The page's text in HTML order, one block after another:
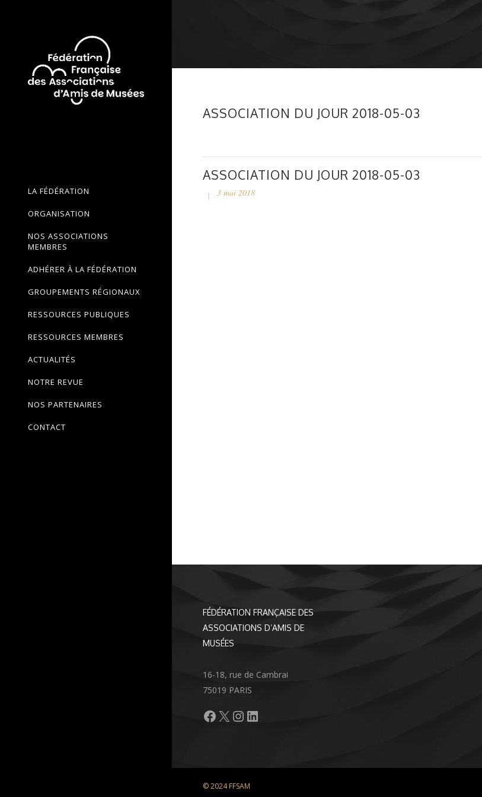
LA FÉDÉRATION
ORGANISATION
NOS ASSOCIATIONS
MEMBRES
ADHÉRER À LA FÉDÉRATION
GROUPEMENTS RÉGIONAUX
RESSOURCES PUBLIQUES
RESSOURCES MEMBRES
ACTUALITÉS
NOTRE REVUE
NOS PARTENAIRES
CONTACT
ASSOCIATION DU JOUR 2018-05-03
ASSOCIATION DU JOUR 2018-05-03
3 mai 2018
FÉDÉRATION FRANÇAISE DES
ASSOCIATIONS D’AMIS DE
MUSÉES
16-18, rue de Cambrai
75019 PARIS
Facebook
X Instagram
LinkedIn
© 2024 FFSAM